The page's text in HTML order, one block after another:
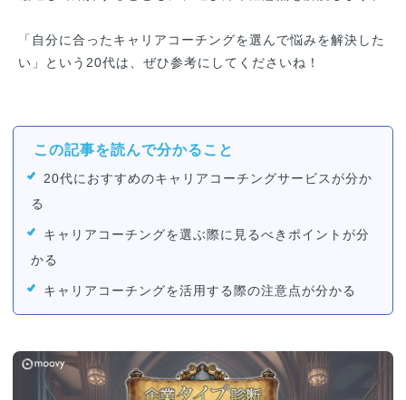
「自分に合ったキャリアコーチングを選んで悩みを解決した
い」という20代は、ぜひ参考にしてくださいね！
この記事を読んで分かること
20代におすすめのキャリアコーチングサービスが分か
る
キャリアコーチングを選ぶ際に見るべきポイントが分
かる
キャリアコーチングを活用する際の注意点が分かる